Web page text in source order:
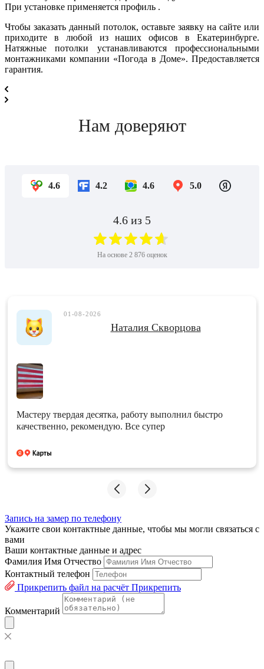
При установке применяется профиль .
Чтобы заказать данный потолок, оставьте заявку на сайте или
приходите в любой из наших офисов в Екатеринбурге.
Натяжные потолки устанавливаются профессиональными
монтажниками компании «Погода в Доме». Предоставляется
гарантия.
Нам доверяют
4.6 4.2 4.6 5.0
4.6 из 5
На основе 2 876оценок
01-08-2026
Наталия Скворцова
Мастеру твердая десятка, работу выполнил быстро
качественно, рекомендую. Все супер
Запись на замер по телефону
Укажите свои контактные данные, чтобы мы могли связаться с
вами
Ваши контактные данные и адрес
Фамилия Имя Отчество
Контактный телефон
Прикрепить файл на расчёт Прикрепить
Комментарий